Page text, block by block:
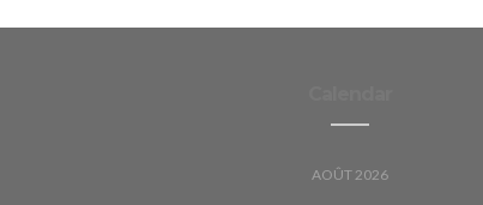
AOÛT 2026